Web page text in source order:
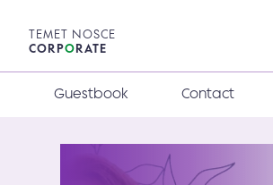
TEMET NOSCE
CORPORATE
Guestbook Contact